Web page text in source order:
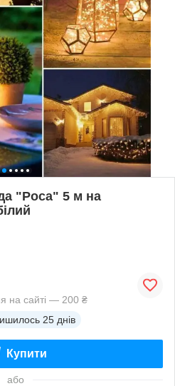
"Роса" 5 м на
на сайті — 200 ₴
25 днів
Купити
або